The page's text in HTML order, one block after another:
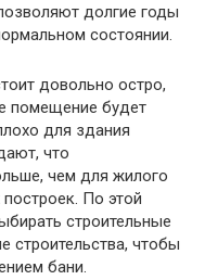
долгие годы
состоянии.
довольно остро,
помещение будет
для здания
что
чем для жилого
По этой
строительные
строительства, чтобы
бани.